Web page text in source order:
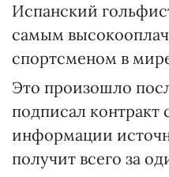
Испанский
самым
спортсменом в
Это произошло
подписал
информации
получит всего за